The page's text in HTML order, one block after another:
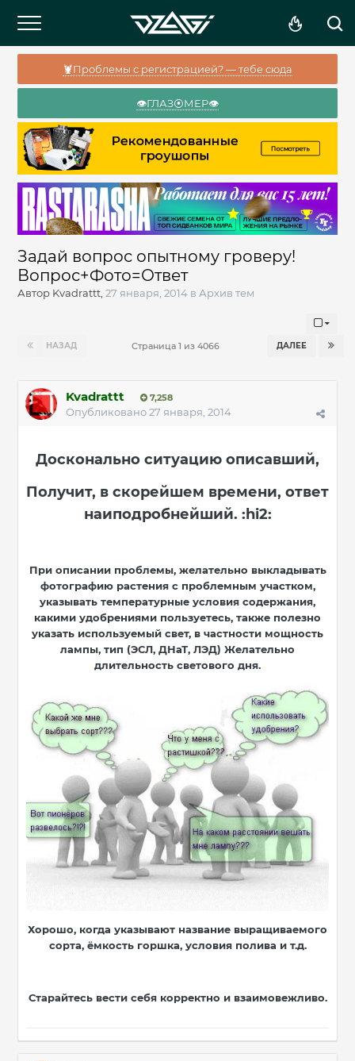
🦞Проблемы с регистрацией? — тебе сюда
👁️ГЛАЗ⦿МЕР👁️
Задай вопрос опытному гроверу!
Вопрос+Фото=Ответ
Автор Kvadrattt, 27 января, 2014 в Архив тем
НАЗАД ДАЛЕЕ
Страница 1 из 4066
Kvadrattt 7,258
Опубликовано27 января, 2014
Досконально ситуацию описавший,
Получит, в скорейшем времени, ответ
наиподробнейший. :hi2:
При описании проблемы, желательно выкладывать
фотографию растения с проблемным участком,
указывать температурные условия содержания,
какими удобрениями пользуетесь, также полезно
указать используемый свет, в частности мощность
лампы, тип (ЭСЛ, ДНаТ, ЛЭД) Желательно
длительность светового дня.
Хорошо, когда указывают название выращиваемого
сорта, ёмкость горшка, условия полива и т.д.
Старайтесь вести себя корректно и взаимовежливо.